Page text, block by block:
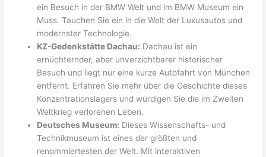
ein Besuch in der BMW Welt und im BMW Museum ein
Muss. Tauchen Sie ein in die Welt der Luxusautos und
modernster Technologie.
KZ-Gedenkstätte Dachau: Dachau ist ein
ernüchternder, aber unverzichtbarer historischer
Besuch und liegt nur eine kurze Autofahrt von München
entfernt. Erfahren Sie mehr über die Geschichte dieses
Konzentrationslagers und würdigen Sie die im Zweiten
Weltkrieg verlorenen Leben.
Deutsches Museum: Dieses Wissenschafts- und
Technikmuseum ist eines der größten und
renommiertesten der Welt. Mit interaktiven